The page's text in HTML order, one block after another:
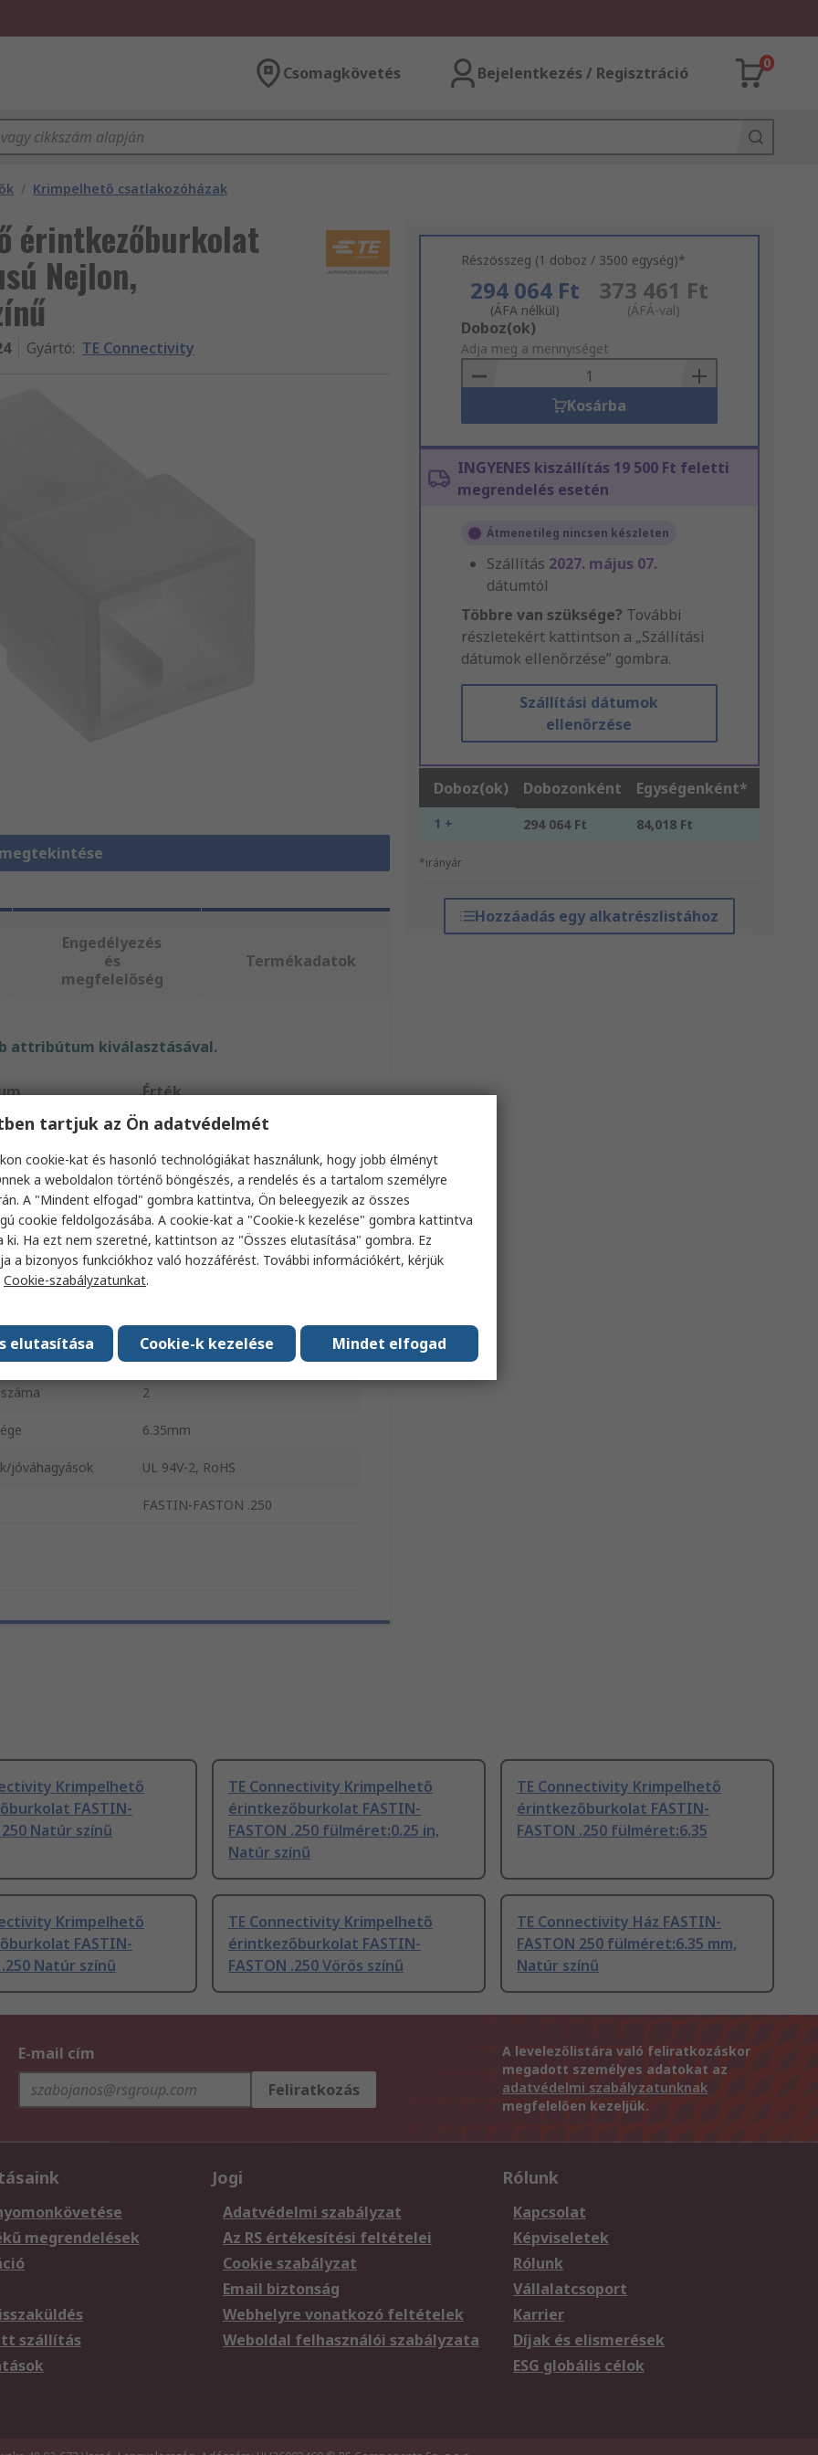
Csomagkövetés Bejelentkezés / Regisztráció
0
/ Krimpelhető csatlakozóházak
érintkezőburkolat
Nejlon,
Gyártó: TE Connectivity
Részösszeg (1 doboz / 3500 egység)*
294 064 Ft
(ÁFA nélkül)
373 461 Ft
(ÁFÁ-val)
Add
to
Basket
Doboz(ok)
Adja meg a mennyiséget
Kosárba
INGYENES kiszállítás 19 500 Ft feletti
megrendelés esetén
Átmenetileg nincsen készleten
Szállítás 2027. május 07.
dátumtól
Többre van szüksége? További
részletekért kattintson a „Szállítási
dátumok ellenőrzése” gombra.
Szállítási dátumok
ellenőrzése
Doboz(ok) Dobozonként Egységenként*
1 + 294 064 Ft 84,018 Ft
*irányár
Hozzáadás egy alkatrészlistához
Engedélyezés
és
megfelelőség
Termékadatok
attribútum kiválasztásával.
Érték
TE Connectivity
típusa Fül
Krimpelhető érintkezőburkolat
6.35 mm
Nejlon
2
6.35mm
jóváhagyások UL 94V-2, RoHS
FASTIN-FASTON .250
Krimpelhető
FASTIN-
250 Natúr színű
TE Connectivity Krimpelhető
érintkezőburkolat FASTIN-
FASTON .250 fülméret:0.25 in,
Natúr színű
TE Connectivity Krimpelhető
érintkezőburkolat FASTIN-
FASTON .250 fülméret:6.35
Krimpelhető
FASTIN-
.250 Natúr színű
TE Connectivity Krimpelhető
érintkezőburkolat FASTIN-
FASTON .250 Vörös színű
TE Connectivity Ház FASTIN-
FASTON 250 fülméret:6.35 mm,
Natúr színű
E-mail cím
Feliratkozás
A levelezőlistára való feliratkozáskor
megadott személyes adatokat az
adatvédelmi szabályzatunknak
megfelelően kezeljük.
megrendelések
szállítás
Jogi
Adatvédelmi szabályzat
Az RS értékesítési feltételei
Cookie szabályzat
Email biztonság
Webhelyre vonatkozó feltételek
Weboldal felhasználói szabályzata
Rólunk
Kapcsolat
Képviseletek
Rólunk
Vállalatcsoport
Karrier
Díjak és elismerések
ESG globális célok
tartjuk az Ön adatvédelmét
cookie-kat és hasonló technológiákat használunk, hogy jobb élményt
a weboldalon történő böngészés, a rendelés és a tartalom személyre
A "Mindent elfogad" gombra kattintva, Ön beleegyezik az összes
cookie feldolgozásába. A cookie-kat a "Cookie-k kezelése" gombra kattintva
ki. Ha ezt nem szeretné, kattintson az "Összes elutasítása" gombra. Ez
a bizonyos funkciókhoz való hozzáférést. További információkért, kérjük
Cookie-szabályzatunkat.
Mindet elfogad
Cookie-k kezelése
elutasítása